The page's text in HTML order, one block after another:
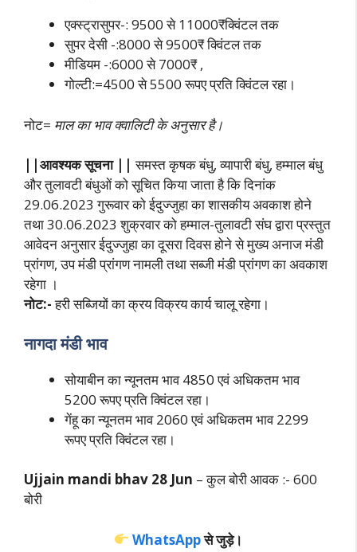
एक्स्ट्रासुपर-: 9500 से 11000₹क्विंटल तक
सुपर देसी -:8000 से 9500₹ क्विंटल तक
मीडियम -:6000 से 7000₹ ,
गोल्टी:=4500 से 5500 रूपए प्रति क्विंटल रहा।
नोट= माल का भाव क्वालिटी के अनुसार है।
||आवश्यक सूचना || समस्त कृषक बंधु, व्यापारी बंधु, हम्माल बंधु
और तुलावटी बंधुओं को सूचित किया जाता है कि दिनांक
29.06.2023 गुरूवार को ईदुज्जुहा का शासकीय अवकाश होने
तथा 30.06.2023 शुक्रवार को हम्माल-तुलावटी संघ द्वारा प्रस्तुत
आवेदन अनुसार ईदुज्जुहा का दूसरा दिवस होने से मुख्य अनाज मंडी
प्रांगण, उप मंडी प्रांगण नामली तथा सब्जी मंडी प्रांगण का अवकाश
रहेगा ।
नोट:-हरी सब्जियों का क्रय विक्रय कार्य चालू रहेगा।
नागदा मंडी भाव
सोयाबीन का न्यूनतम भाव 4850 एवं अधिकतम भाव
5200 रूपए प्रति क्विंटल रहा।
गेंहू का न्यूनतम भाव 2060 एवं अधिकतम भाव 2299
रूपए प्रति क्विंटल रहा।
Ujjain mandi bhav 28 Jun – कुल बोरी आवक :- 600
बोरी
WhatsAppसे जुड़े।